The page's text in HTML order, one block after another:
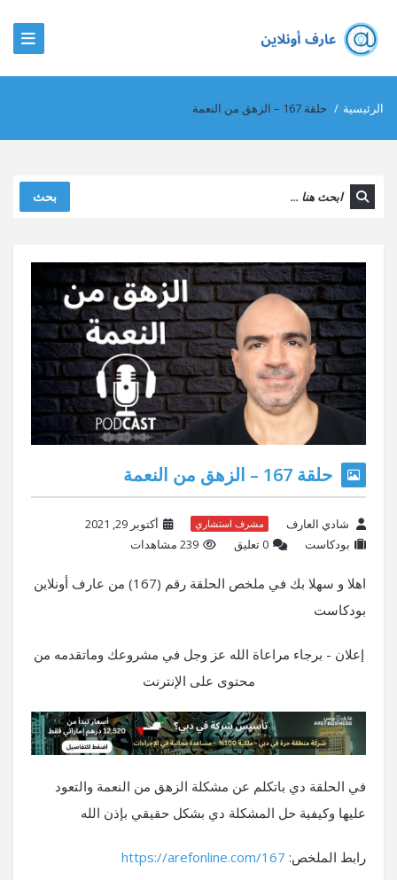
الرئيسية / حلقة 167 – الزهق من النعمة
بحث
حلقة 167 – الزهق من النعمة
شادي العارف مشرف استشاري
أكتوبر 29, 2021
بودكاست
‫0 تعليق 239 مشاهدات
اهلا و سهلا بك في ملخص الحلقة رقم (167) من عارف أونلاين
بودكاست
إعلان - برجاء مراعاة الله عز وجل في مشروعك وماتقدمه من
محتوى على الإنترنت
في الحلقة دي باتكلم عن مشكلة الزهق من النعمة والتعود
عليها وكيفية حل المشكلة دي بشكل حقيقي بإذن الله
رابط الملخص: https://arefonline.com/167